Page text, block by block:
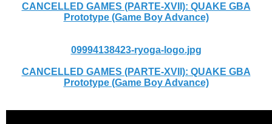
CANCELLED GAMES (PARTE-XVII): QUAKE GBA
Prototype (Game Boy Advance)
09994138423-ryoga-logo.jpg
CANCELLED GAMES (PARTE-XVII): QUAKE GBA
Prototype (Game Boy Advance)